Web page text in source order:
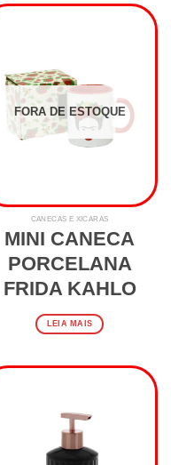
FORA DE ESTOQUE
CANECAS E XÍCARAS
MINI CANECA
PORCELANA
FRIDA KAHLO
LEIA MAIS